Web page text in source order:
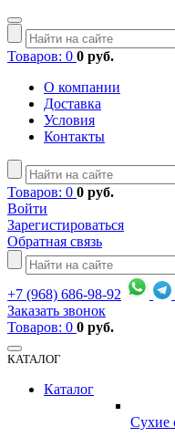
Товаров: 0 0 руб.
О компании
Доставка
Условия
Контакты
Товаров: 0 0 руб.
Войти
Зарегистироваться
Обратная связь
+7 (968) 686-98-92
Заказать звонок
Товаров: 0 0 руб.
КАТАЛОГ
Каталог
Сухие